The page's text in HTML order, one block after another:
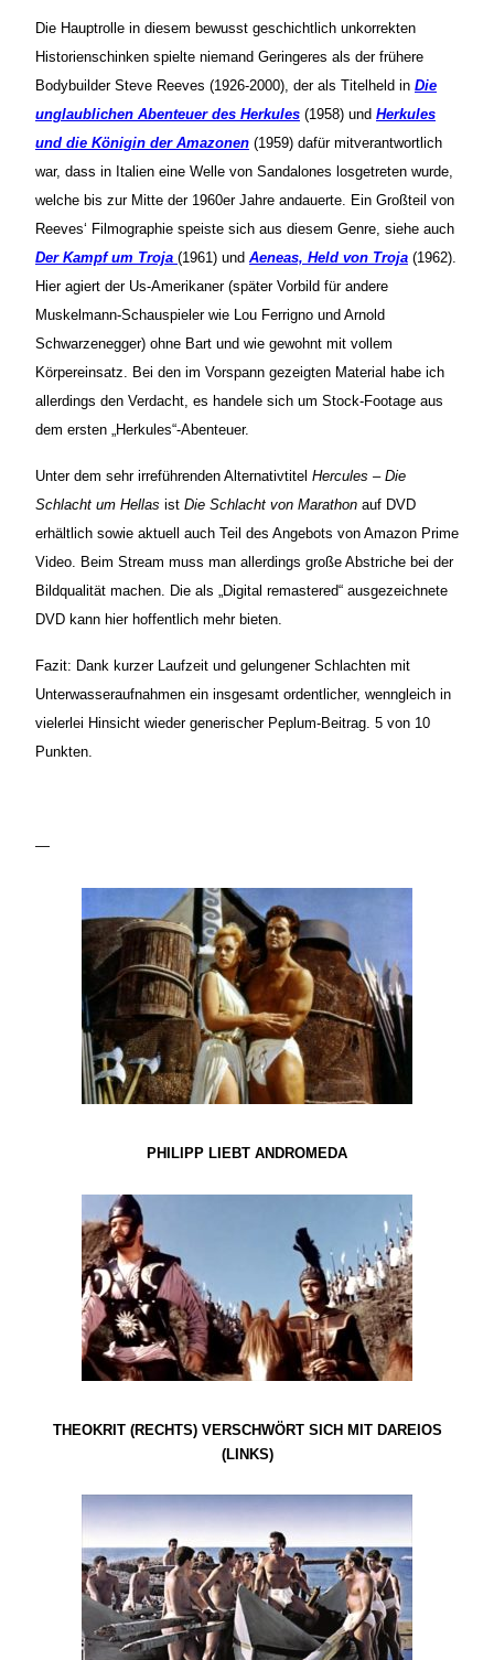
Die Hauptrolle in diesem bewusst geschichtlich unkorrekten
Historienschinken spielte niemand Geringeres als der frühere
Bodybuilder Steve Reeves (1926-2000), der als Titelheld in Die
unglaublichen Abenteuer des Herkules (1958) und Herkules
und die Königin der Amazonen (1959) dafür mitverantwortlich
war, dass in Italien eine Welle von Sandalones losgetreten wurde,
welche bis zur Mitte der 1960er Jahre andauerte. Ein Großteil von
Reeves‘ Filmographie speiste sich aus diesem Genre, siehe auch
Der Kampf um Troja (1961) und Aeneas, Held von Troja (1962).
Hier agiert der Us-Amerikaner (später Vorbild für andere
Muskelmann-Schauspieler wie Lou Ferrigno und Arnold
Schwarzenegger) ohne Bart und wie gewohnt mit vollem
Körpereinsatz. Bei den im Vorspann gezeigten Material habe ich
allerdings den Verdacht, es handele sich um Stock-Footage aus
dem ersten „Herkules“-Abenteuer.
Unter dem sehr irreführenden Alternativtitel Hercules – Die
Schlacht um Hellas ist Die Schlacht von Marathon auf DVD
erhältlich sowie aktuell auch Teil des Angebots von Amazon Prime
Video. Beim Stream muss man allerdings große Abstriche bei der
Bildqualität machen. Die als „Digital remastered“ ausgezeichnete
DVD kann hier hoffentlich mehr bieten.
Fazit: Dank kurzer Laufzeit und gelungener Schlachten mit
Unterwasseraufnahmen ein insgesamt ordentlicher, wenngleich in
vielerlei Hinsicht wieder generischer Peplum-Beitrag. 5 von 10
Punkten.
—
PHILIPP LIEBT ANDROMEDA
THEOKRIT (RECHTS) VERSCHWÖRT SICH MIT DAREIOS
(LINKS)